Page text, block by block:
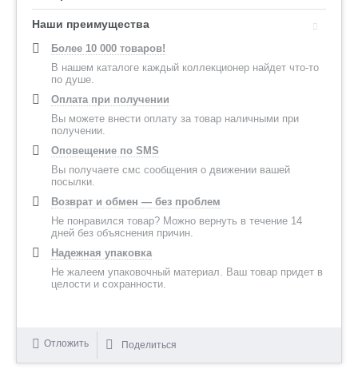
Наши преимущества
Более 10 000 товаров!
В нашем каталоге каждый коллекционер найдет что-то
по душе.
Оплата при получении
Вы можете внести оплату за товар наличными при
получении.
Оповещение по SMS
Вы получаете смс сообщения о движении вашей
посылки.
Возврат и обмен — без проблем
Не понравился товар? Можно вернуть в течение 14
дней без объяснения причин.
Надежная упаковка
Не жалеем упаковочный материал. Ваш товар придет в
целости и сохранности.
Отложить Поделиться